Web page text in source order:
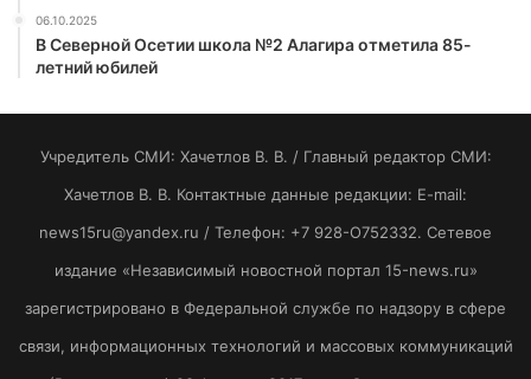
06.10.2025
В Северной Осетии школа №2 Алагира отметила 85-
летний юбилей
Учредитель СМИ: Хaчeтлoв B. B. / Главный редактор СМИ:
Хaчeтлoв B. B. Контактные данные редакции: E-mail:
news15ru@yandex.ru / Телефон: +7 928-O752332. Сетевое
издание «Независимый новостной портал 15-news.ru»
зарегистрировано в Федеральной службе по надзору в сфере
связи, информационных технологий и массовых коммуникаций